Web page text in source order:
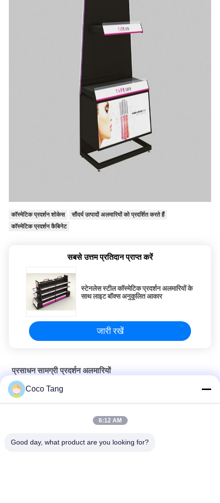
कॉस्मेटिक प्रदर्शन शोकेस
सौंदर्य उत्पादों अलमारियों को प्रदर्शित करते हैं
कॉस्मेटिक प्रदर्शन कैबिनेट
सबसे उत्तम प्रतिदान प्राप्त करें
स्टेनलेस स्टील कॉस्मेटिक प्रदर्शन अलमारियों के
साथ लाइट बॉक्स अनुकूलित आकार
जारी रखें
प्रसाधन सामग्री प्रदर्शन अलमारियों
ब्लैक फ्रेगरेंस 110V 240V कॉस्मेटिक शेल्फ डिस्प्ले आसान असेंबल
Coco Tang
6:12 AM
Good day, what product are you looking for?